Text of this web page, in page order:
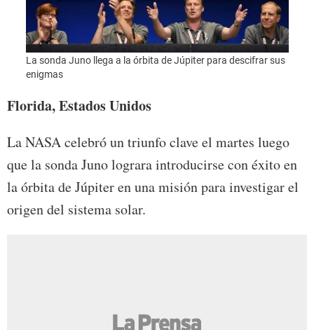
La sonda Juno llega a la órbita de Júpiter para descifrar sus
enigmas
Florida, Estados Unidos
La NASA celebró un triunfo clave el martes luego
que la sonda Juno lograra introducirse con éxito en
la órbita de Júpiter en una misión para investigar el
origen del sistema solar.